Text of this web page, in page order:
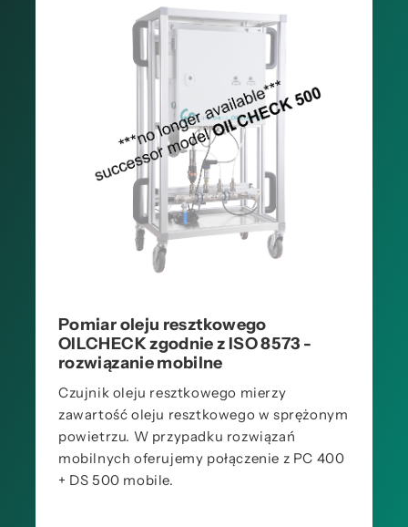
Pomiar oleju resztkowego
OILCHECK zgodnie z ISO 8573 -
rozwiązanie mobilne
Czujnik oleju resztkowego mierzy
zawartość oleju resztkowego w sprężonym
powietrzu. W przypadku rozwiązań
mobilnych oferujemy połączenie z PC 400
+ DS 500 mobile.